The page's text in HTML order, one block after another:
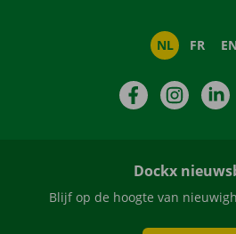
NL FR EN
Facebook
Dockx
Blijf op de hoogte van